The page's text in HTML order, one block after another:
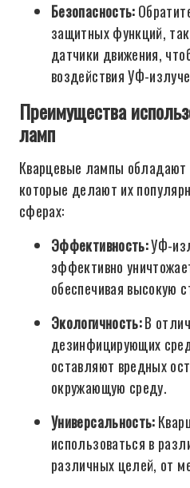
Безопасность:
защитных функций,
датчики движения,
воздействия УФ-
Преимущества
ламп
Кварцевые лампы
которые делают их
сферах:
Эффективность:УФ-
эффективно
обеспечивая высокую
Экологичность:В
дезинфицирующих
оставляют вредных
окружающую среду.
Универсальность:
использоваться в
различных целей, от